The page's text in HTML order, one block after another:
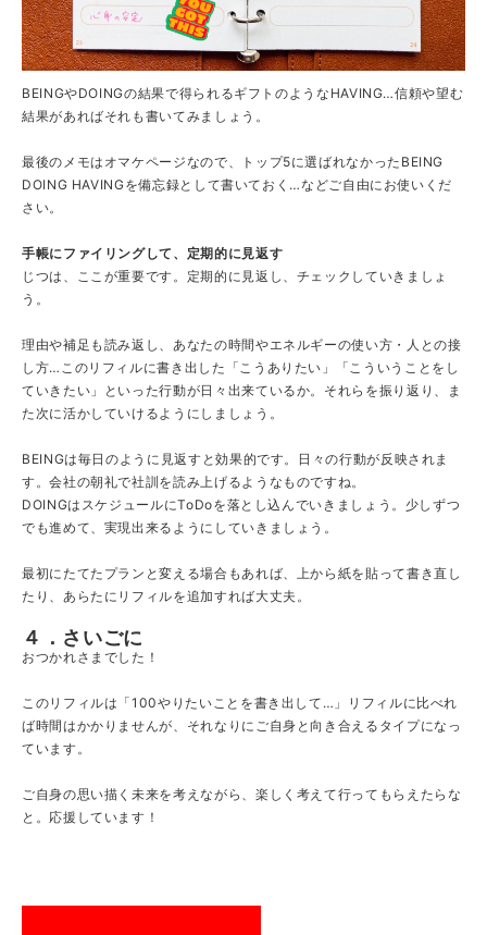
BEINGやDOINGの結果で得られるギフトのようなHAVING…信頼や望む
結果があればそれも書いてみましょう。
最後のメモはオマケページなので、トップ5に選ばれなかったBEING
DOING HAVINGを備忘録として書いておく…などご自由にお使いくだ
さい。
手帳にファイリングして、定期的に見返す
じつは、ここが重要です。定期的に見返し、チェックしていきましょ
う。
理由や補足も読み返し、あなたの時間やエネルギーの使い方・人との接
し方…このリフィルに書き出した「こうありたい」「こういうことをし
ていきたい」といった行動が日々出来ているか。それらを振り返り、ま
た次に活かしていけるようにしましょう。
BEINGは毎日のように見返すと効果的です。日々の行動が反映されま
す。会社の朝礼で社訓を読み上げるようなものですね。
DOINGはスケジュールにToDoを落とし込んでいきましょう。少しずつ
でも進めて、実現出来るようにしていきましょう。
最初にたてたプランと変える場合もあれば、上から紙を貼って書き直し
たり、あらたにリフィルを追加すれば大丈夫。
４．さいごに
おつかれさまでした！
このリフィルは「100やりたいことを書き出して…」リフィルに比べれ
ば時間はかかりませんが、それなりにご自身と向き合えるタイプになっ
ています。
ご自身の思い描く未来を考えながら、楽しく考えて行ってもらえたらな
と。応援しています！